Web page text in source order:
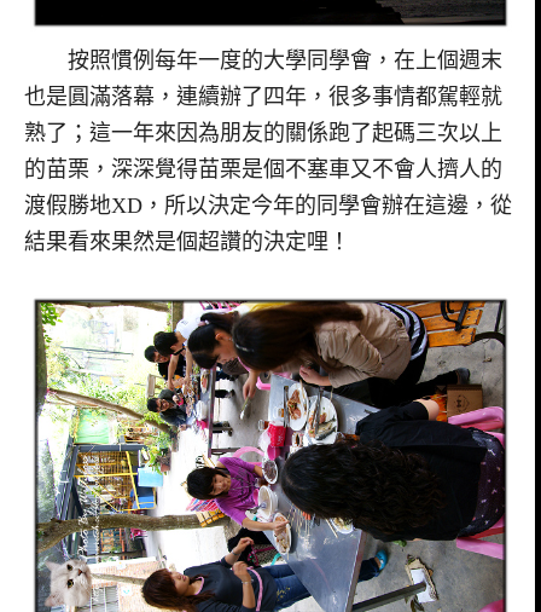
按照慣例每年一度的大學同學會，在上個週末
也是圓滿落幕，連續辦了四年，很多事情都駕輕就
熟了；這一年來因為朋友的關係跑了起碼三次以上
的苗栗，深深覺得苗栗是個不塞車又不會人擠人的
渡假勝地XD，所以決定今年的同學會辦在這邊，從
結果看來果然是個超讚的決定哩！